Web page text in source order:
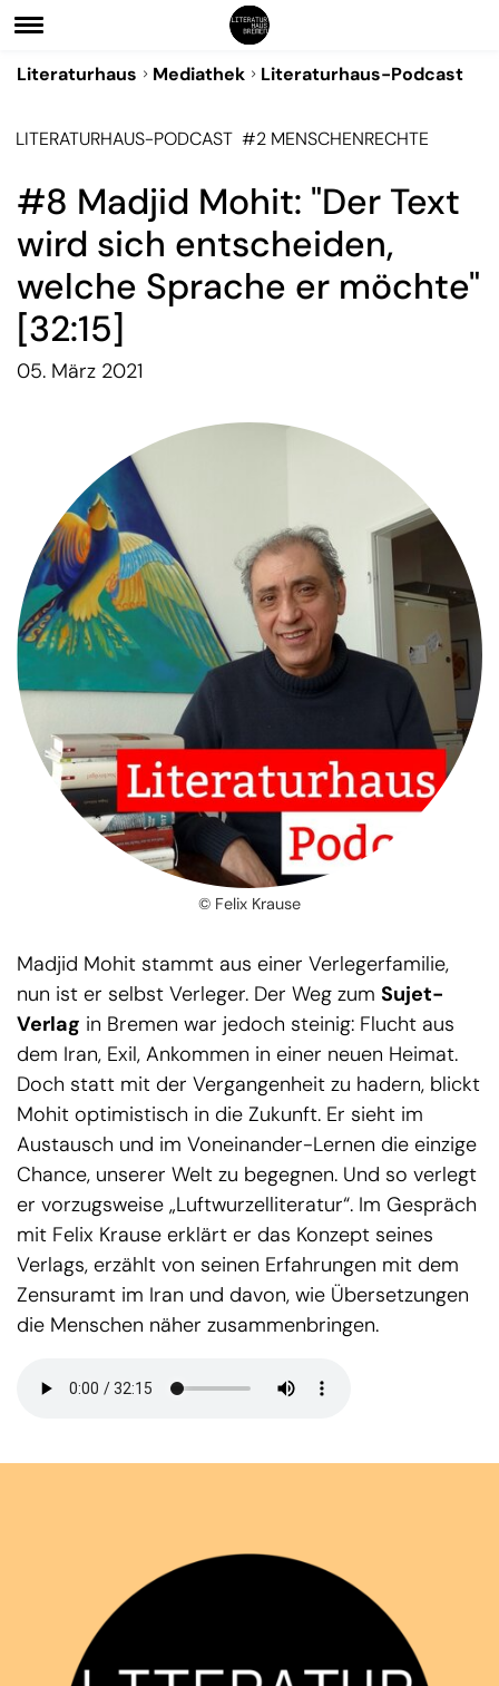
Literaturhaus Mediathek Literaturhaus-Podcast
LITERATURHAUS-PODCAST #2 MENSCHENRECHTE
#8 Madjid Mohit: "Der Text
wird sich entscheiden,
welche Sprache er möchte"
[32:15]
05. März 2021
© Felix Krause
Madjid Mohit stammt aus einer Verlegerfamilie,
nun ist er selbst Verleger. Der Weg zum Sujet-
Verlag in Bremen war jedoch steinig: Flucht aus
dem Iran, Exil, Ankommen in einer neuen Heimat.
Doch statt mit der Vergangenheit zu hadern, blickt
Mohit optimistisch in die Zukunft. Er sieht im
Austausch und im Voneinander-Lernen die einzige
Chance, unserer Welt zu begegnen. Und so verlegt
er vorzugsweise „Luftwurzelliteratur“. Im Gespräch
mit Felix Krause erklärt er das Konzept seines
Verlags, erzählt von seinen Erfahrungen mit dem
Zensuramt im Iran und davon, wie Übersetzungen
die Menschen näher zusammenbringen.